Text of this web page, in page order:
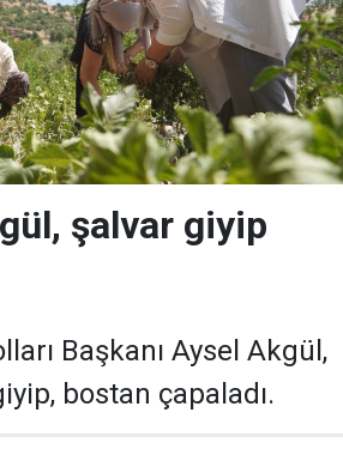
şalvar giyip
Başkanı Aysel Akgül,
bostan çapaladı.